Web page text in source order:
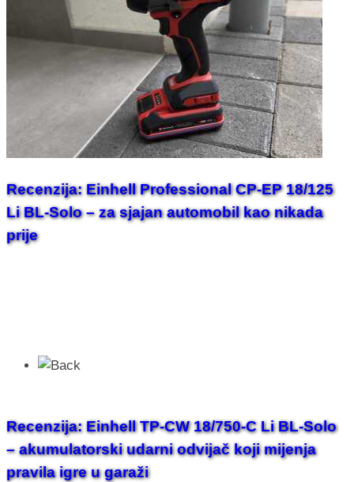
Recenzija: Einhell Professional CP-EP 18/125
Li BL-Solo – za sjajan automobil kao nikada
prije
Recenzija: Einhell TP-CW 18/750-C Li BL-Solo
– akumulatorski udarni odvijač koji mijenja
pravila igre u garaži